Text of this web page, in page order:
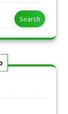
Search